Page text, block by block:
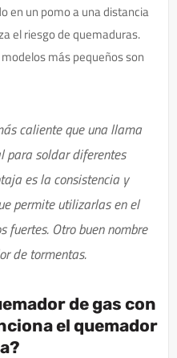
en un pomo a una distancia
el riesgo de quemaduras.
más pequeños son
caliente que una llama
para soldar diferentes
es la consistencia y
permite utilizarlas en el
fuertes. Otro buen nombre
de tormentas.
de gas con
el quemador